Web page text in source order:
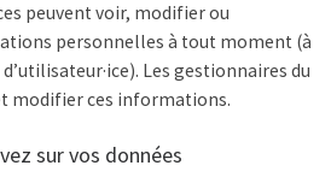
peuvent voir, modifier ou
personnelles à tout moment (à
Les gestionnaires du
modifier ces informations.
sur vos données